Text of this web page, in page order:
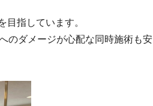
指しています。
のダメージが心配な同時施術も安